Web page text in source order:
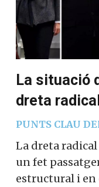
La situació
dreta
PUNTS CLAU
La dreta
un fet
estructural i en